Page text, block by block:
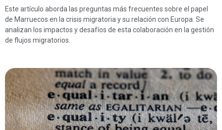
Este artículo aborda las preguntas más frecuentes sobre el papel
de Marruecos en la crisis migratoria y su relación con Europa. Se
analizan los impactos y desafíos de esta colaboración en la gestión
de flujos migratorios.